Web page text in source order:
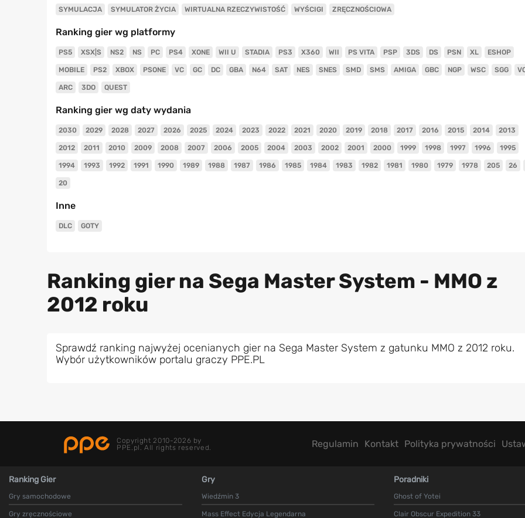
SYMULACJA SYMULATOR ŻYCIA WIRTUALNA RZECZYWISTOŚĆ WYŚCIGI ZRĘCZNOŚCIOWA
Ranking gier wg platformy
PS5 XSX|S NS2 NS PC PS4 XONE WII U STADIA PS3 X360 WII PS VITA PSP 3DS DS PSN XL ESHOP
MOBILE PS2 XBOX PSONE VC GC DC GBA N64 SAT NES SNES SMD SMS AMIGA GBC NGP WSC SGG
ARC 3DO QUEST
Ranking gier wg daty wydania
2030 2029 2028 2027 2026 2025 2024 2023 2022 2021 2020 2019 2018 2017 2016 2015 2014 2013
2012 2011 2010 2009 2008 2007 2006 2005 2004 2003 2002 2001 2000 1999 1998 1997 1996 1995
1994 1993 1992 1991 1990 1989 1988 1987 1986 1985 1984 1983 1982 1981 1980 1979 1978 205 26
20
Inne
DLC GOTY
Ranking gier na Sega Master System - MMO z
2012 roku
Sprawdź ranking najwyżej ocenianych gier na Sega Master System z gatunku MMO z 2012 roku.
Wybór użytkowników portalu graczy PPE.PL
Copyright 2010-2026 by
PPE.pl. All rights reserved.
Regulamin Kontakt Polityka prywatności
Ranking Gier
Gry samochodowe
Gry zręcznościowe
Gry
Wiedźmin 3
Mass Effect Edycja Legendarna
Poradniki
Ghost of Yotei
Clair Obscur Expedition 33